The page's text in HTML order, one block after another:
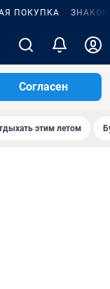
ПОКУПКА
Согласен
этим летом